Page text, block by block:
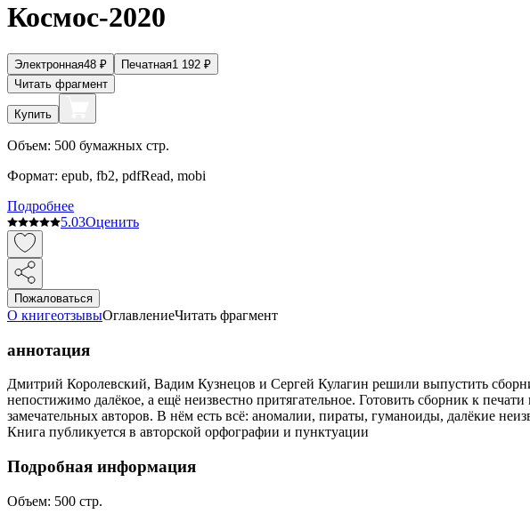
Космос-2020
Электронная48 ₽ Печатная1 192 ₽
Читать фрагмент
Купить
Объем: 500 бумажных стр.
Формат: epub, fb2, pdfRead, mobi
Подробнее
5.03Оценить
Пожаловаться
О книгеотзывыОглавлениеЧитать фрагмент
аннотация
Дмитрий Королевский, Вадим Кузнецов и Сергей Кулагин решили выпустить
непостижимо далёкое, а ещё неизвестно притягательное. Готовить сборник к
замечательных авторов. В нём есть всё: аномалии, пираты, гуманоиды, далёкие
Книга публикуется в авторской орфографии и пунктуации
Подробная информация
Объем: 500 стр.